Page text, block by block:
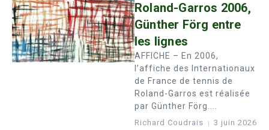
Roland-Garros 2006,
Günther Förg entre
les lignes
AFFICHE – En 2006,
l’affiche des Internationaux
de France de tennis de
Roland-Garros est réalisée
par Günther Förg....
Richard Coudrais 3 juin 2026